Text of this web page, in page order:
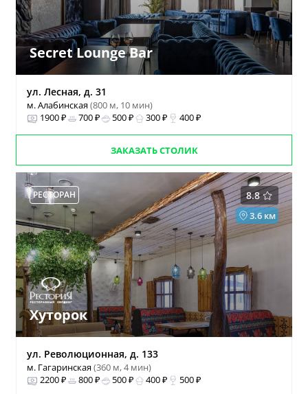
Secret Lounge Bar
ул. Лесная, д. 31
м. Алабинская(800 м, 10 мин)
1900 ₽
700 ₽ 500 ₽ 300 ₽ 400 ₽
ЗАКАЗАТЬ СТОЛИК
8.8
РЕСТОРАН
3.6 км
Хуторок
ул. Революционная, д. 133
м. Гагаринская(360 м, 4 мин)
2200 ₽
800 ₽ 500 ₽ 400 ₽ 500 ₽